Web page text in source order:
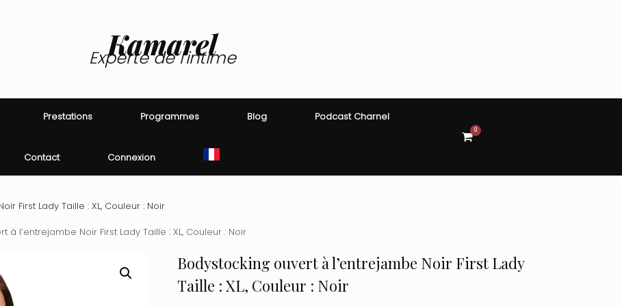
Kamarel
Experte de l'intime
Prestations Programmes Blog Podcast Charnel
Contact Connexion
View
shopping
0
First Lady Taille : XL, Couleur : Noir
à l’entrejambe Noir First Lady Taille : XL, Couleur : Noir
Bodystocking ouvert à l’entrejambe Noir First Lady
Taille : XL, Couleur : Noir